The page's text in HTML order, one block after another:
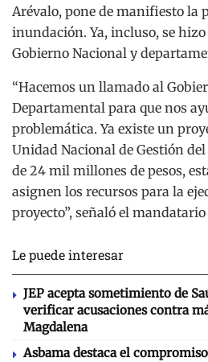
Arévalo, pone de manifiesto la
inundación. Ya, incluso, se
Gobierno Nacional y
“Hacemos un llamado al
Departamental para que nos
problemática. Ya existe un
Unidad Nacional de Gestión
de 24 mil millones de pesos,
asignen los recursos para la
proyecto”, señaló el
Le puede interesar
JEP acepta sometimiento de
verificar acusaciones contra
Magdalena
Asbama destaca el